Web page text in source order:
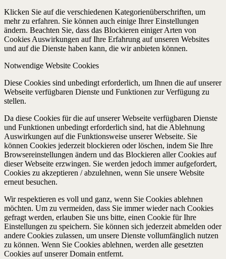
Klicken Sie auf die verschiedenen Kategorienüberschriften, um
mehr zu erfahren. Sie können auch einige Ihrer Einstellungen
ändern. Beachten Sie, dass das Blockieren einiger Arten von
Cookies Auswirkungen auf Ihre Erfahrung auf unseren Websites
und auf die Dienste haben kann, die wir anbieten können.
Notwendige Website Cookies
Diese Cookies sind unbedingt erforderlich, um Ihnen die auf unserer
Webseite verfügbaren Dienste und Funktionen zur Verfügung zu
stellen.
Da diese Cookies für die auf unserer Webseite verfügbaren Dienste
und Funktionen unbedingt erforderlich sind, hat die Ablehnung
Auswirkungen auf die Funktionsweise unserer Webseite. Sie
können Cookies jederzeit blockieren oder löschen, indem Sie Ihre
Browsereinstellungen ändern und das Blockieren aller Cookies auf
dieser Webseite erzwingen. Sie werden jedoch immer aufgefordert,
Cookies zu akzeptieren / abzulehnen, wenn Sie unsere Website
erneut besuchen.
Wir respektieren es voll und ganz, wenn Sie Cookies ablehnen
möchten. Um zu vermeiden, dass Sie immer wieder nach Cookies
gefragt werden, erlauben Sie uns bitte, einen Cookie für Ihre
Einstellungen zu speichern. Sie können sich jederzeit abmelden oder
andere Cookies zulassen, um unsere Dienste vollumfänglich nutzen
zu können. Wenn Sie Cookies ablehnen, werden alle gesetzten
Cookies auf unserer Domain entfernt.